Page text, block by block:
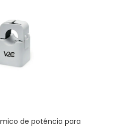
de potência para